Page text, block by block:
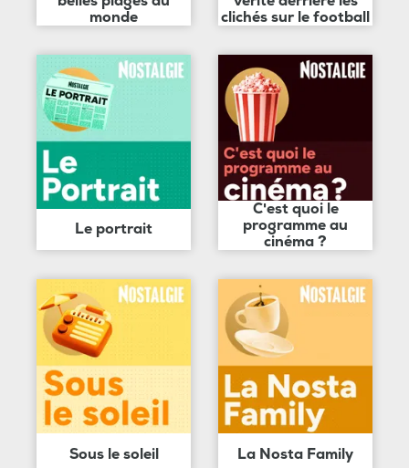
monde
clichés sur le football
Le portrait
C'est quoi le
programme au
cinéma ?
Sous le soleil La Nosta Family